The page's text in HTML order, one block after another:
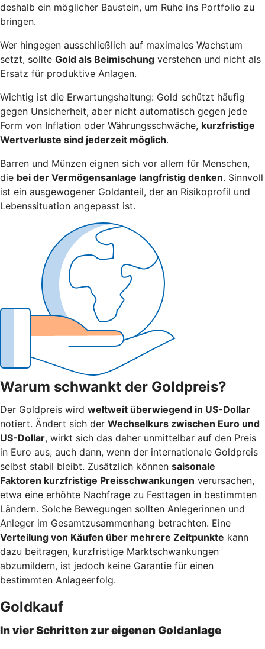
deshalb ein möglicher Baustein, um Ruhe ins Portfolio zu
bringen.
Wer hingegen ausschließlich auf maximales Wachstum
setzt, sollte Gold als Beimischung verstehen und nicht als
Ersatz für produktive Anlagen.
Wichtig ist die Erwartungshaltung: Gold schützt häufig
gegen Unsicherheit, aber nicht automatisch gegen jede
Form von Inflation oder Währungsschwäche, kurzfristige
Wertverluste sind jederzeit möglich.
Barren und Münzen eignen sich vor allem für Menschen,
die bei der Vermögensanlage langfristig denken. Sinnvoll
ist ein ausgewogener Goldanteil, der an Risikoprofil und
Lebenssituation angepasst ist.
Warum schwankt der Goldpreis?
Der Goldpreis wird weltweit überwiegend in US-Dollar
notiert. Ändert sich der Wechselkurs zwischen Euro und
US-Dollar, wirkt sich das daher unmittelbar auf den Preis
in Euro aus, auch dann, wenn der internationale Goldpreis
selbst stabil bleibt. Zusätzlich können saisonale
Faktoren kurzfristige Preisschwankungen verursachen,
etwa eine erhöhte Nachfrage zu Festtagen in bestimmten
Ländern. Solche Bewegungen sollten Anlegerinnen und
Anleger im Gesamtzusammenhang betrachten. Eine
Verteilung von Käufen über mehrere Zeitpunkte kann
dazu beitragen, kurzfristige Marktschwankungen
abzumildern, ist jedoch keine Garantie für einen
bestimmten Anlageerfolg.
Goldkauf
In vier Schritten zur eigenen Goldanlage